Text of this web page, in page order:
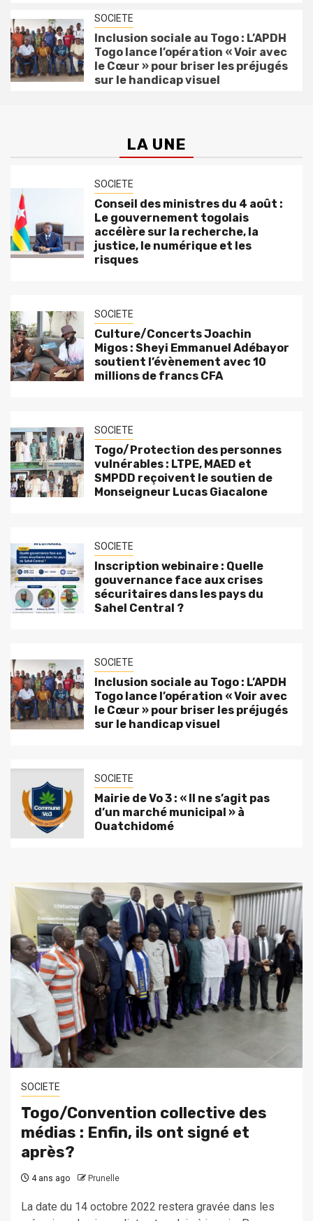
SOCIETE
Inclusion sociale au Togo : L’APDH
Togo lance l’opération « Voir avec
le Cœur » pour briser les préjugés
sur le handicap visuel
LA UNE
SOCIETE
Conseil des ministres du 4 août :
Le gouvernement togolais
accélère sur la recherche, la
justice, le numérique et les
risques
SOCIETE
Culture/Concerts Joachin
Migos : Sheyi Emmanuel Adébayor
soutient l’évènement avec 10
millions de francs CFA
SOCIETE
Togo/Protection des personnes
vulnérables : LTPE, MAED et
SMPDD reçoivent le soutien de
Monseigneur Lucas Giacalone
SOCIETE
Inscription webinaire : Quelle
gouvernance face aux crises
sécuritaires dans les pays du
Sahel Central ?
SOCIETE
Inclusion sociale au Togo : L’APDH
Togo lance l’opération « Voir avec
le Cœur » pour briser les préjugés
sur le handicap visuel
SOCIETE
Mairie de Vo 3 : « Il ne s’agit pas
d’un marché municipal » à
Ouatchidomé
SOCIETE
Togo/Convention collective des
médias : Enfin, ils ont signé et
après?
4 ans ago Prunelle
La date du 14 octobre 2022 restera gravée dans les